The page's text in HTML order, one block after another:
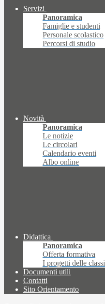
Servizi
Panoramica
Famiglie e studenti
Personale scolastico
Percorsi di studio
Novità
Panoramica
Le notizie
Le circolari
Calendario eventi
Albo online
Didattica
Panoramica
Offerta formativa
I progetti delle classi
Documenti utili
Contatti
Sito Orientamento